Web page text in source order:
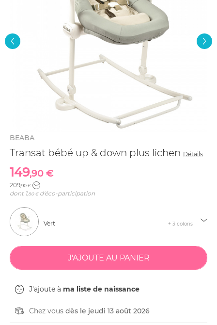
BEABA
Transat bébé up & down plus lichen Détails
149,90 €
209,90 €
dont 1,80 €d'éco-participation
Vert + 3 coloris
J'ajoute à ma liste de naissance
Chez vous dès le jeudi 13 août 2026